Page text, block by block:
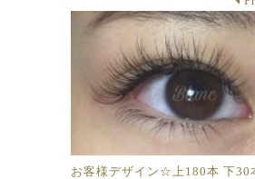
お客様デザイン☆上180本 下30